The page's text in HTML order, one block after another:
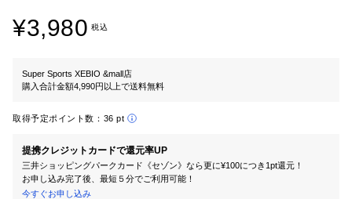
¥3,980 税込
Super Sports XEBIO &mall店
購入合計金額4,990円以上で送料無料
取得予定ポイント数： 36 pt
提携クレジットカードで還元率UP
三井ショッピングパークカード《セゾン》なら更に¥100につき1pt還元！
お申し込み完了後、最短５分でご利用可能！
今すぐお申し込み